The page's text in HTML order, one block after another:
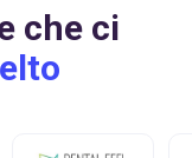
che ci